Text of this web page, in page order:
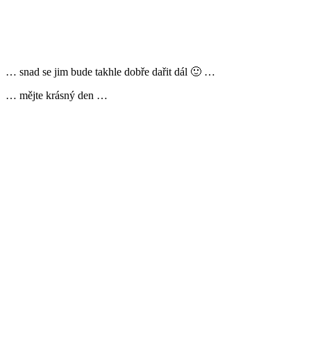
… snad se jim bude takhle dobře dařit dál 🙂 …
… mějte krásný den …